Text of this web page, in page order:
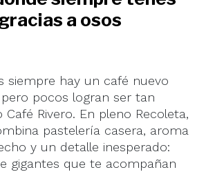
a osos
siempre hay un café nuevo
pocos logran ser tan
Rivero. En pleno Recoleta,
pastelería casera, aroma
y un detalle inesperado:
gigantes que te acompañan